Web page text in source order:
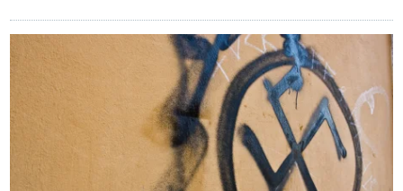
случайной жертвой стрельбы.